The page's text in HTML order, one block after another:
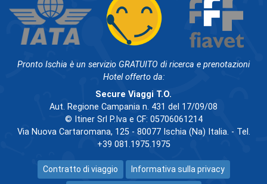
Pronto Ischia è un servizio GRATUITO di ricerca e prenotazioni
Hotel offerto da:
Secure Viaggi T.O.
Aut. Regione Campania n. 431 del 17/09/08
© Itiner Srl P.Iva e CF: 05706061214
Via Nuova Cartaromana, 125 - 80077 Ischia (Na) Italia. - Tel.
+39 081.1975.1975
Contratto di viaggio Informativa sulla privacy